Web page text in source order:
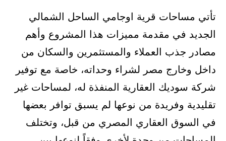
تأتي مساحات قرية اوجامي الساحل الشمالي
الجديد في مقدمة مميزات هذا المشروع وأهم
مصادر جذب العملاء والمستثمرين والسكان من
داخل وخارج مصر لشراء وحداته، خاصة مع توفير
شركة سوديك العقارية المنفذة له، لمساحات غير
تقليدية وفريدة من نوعها لم يسبق توافر بعضها
في السوق العقاري المصري من قبل، وتختلف